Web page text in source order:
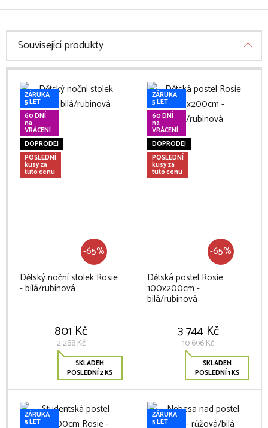
Související produkty
ZÁRUKA
5 LET
60 DNÍ
na
VRÁCENÍ
DOPRODEJ
POSLEDNÍ
kusy za
tuto cenu
-65%
Dětský noční stolek Rosie
- bílá/rubínová
801 Kč
2 288 Kč
SKLADEM
POSLEDNÍ 2 KS
ZÁRUKA
5 LET
60 DNÍ
na
VRÁCENÍ
DOPRODEJ
POSLEDNÍ
kusy za
tuto cenu
-65%
Dětská postel Rosie
100x200cm -
bílá/rubínová
3 744 Kč
10 696 Kč
SKLADEM
POSLEDNÍ 1 KS
ZÁRUKA
5 LET
ZÁRUKA
5 LET